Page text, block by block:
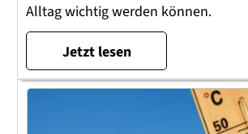
Alltag wichtig werden können.
Jetzt lesen